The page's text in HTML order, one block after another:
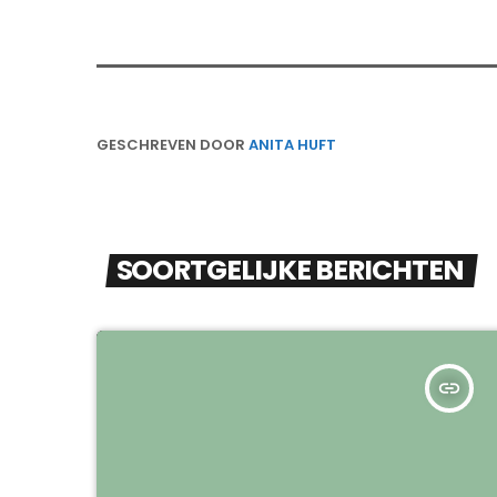
GESCHREVEN DOOR ANITA HUFT
SOORTGELIJKE BERICHTEN
insert_link